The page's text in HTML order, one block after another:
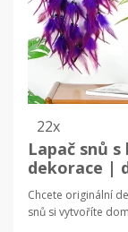
22x
Lapač snů
dekorace |
Chcete originální
snů si vytvoříte